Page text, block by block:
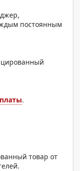
постоянным
.
товар от